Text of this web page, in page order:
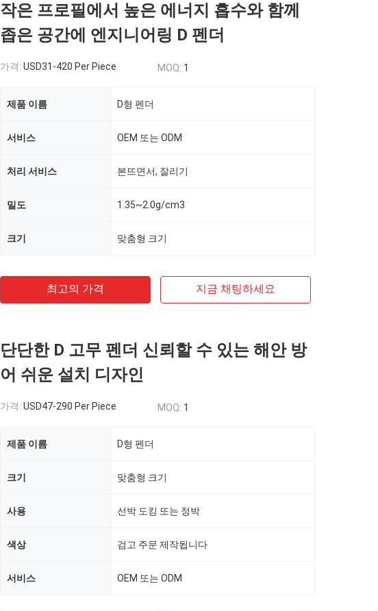
작은 프로필에서 높은 에너지 흡수와 함께
좁은 공간에 엔지니어링 D 펜더
가격: USD31-420 Per Piece MOQ: 1
제품 이름 D형 펜더
서비스 OEM 또는 ODM
처리 서비스 본뜨면서, 잘리기
밀도 1.35~2.0g/cm3
크기 맞춤형 크기
최고의 가격 지금 채팅하세요
단단한 D 고무 펜더 신뢰할 수 있는 해안 방
어 쉬운 설치 디자인
가격: USD47-290 Per Piece MOQ: 1
제품 이름 D형 펜더
크기 맞춤형 크기
사용 선박 도킹 또는 정박
색상 검고 주문 제작됩니다
서비스 OEM 또는 ODM